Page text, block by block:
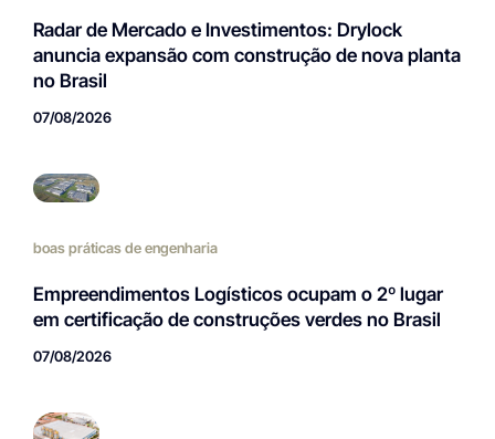
Radar de Mercado e Investimentos: Drylock
anuncia expansão com construção de nova planta
no Brasil
07/08/2026
boas práticas de engenharia
Empreendimentos Logísticos ocupam o 2º lugar
em certificação de construções verdes no Brasil
07/08/2026